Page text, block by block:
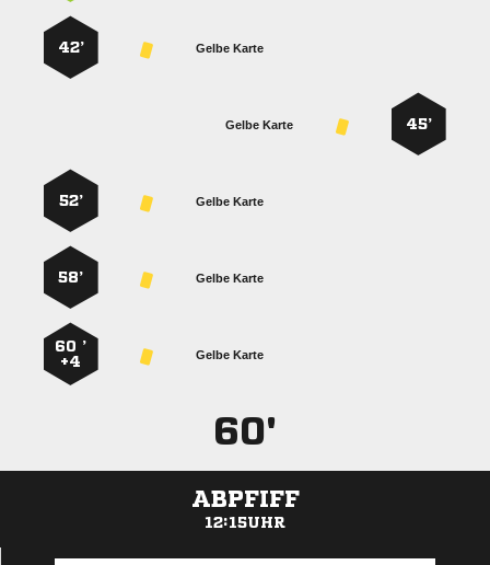
Gelbe Karte
42’
45’
Gelbe Karte
Gelbe Karte
52’
Gelbe Karte
58’
Gelbe Karte
60 ’
+4
60'
ABPFIFF
12:15UHR
ANZEIGE